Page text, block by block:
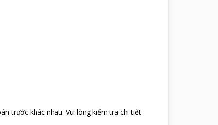
trước khác nhau. Vui lòng kiểm tra chi tiết